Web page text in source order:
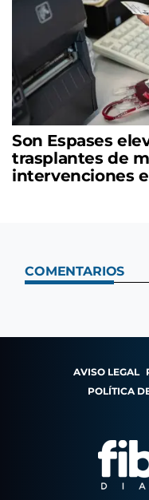
Son Espases
trasplantes de
intervenciones
COMENTARIOS
AVISO LEGAL
POLÍTICA